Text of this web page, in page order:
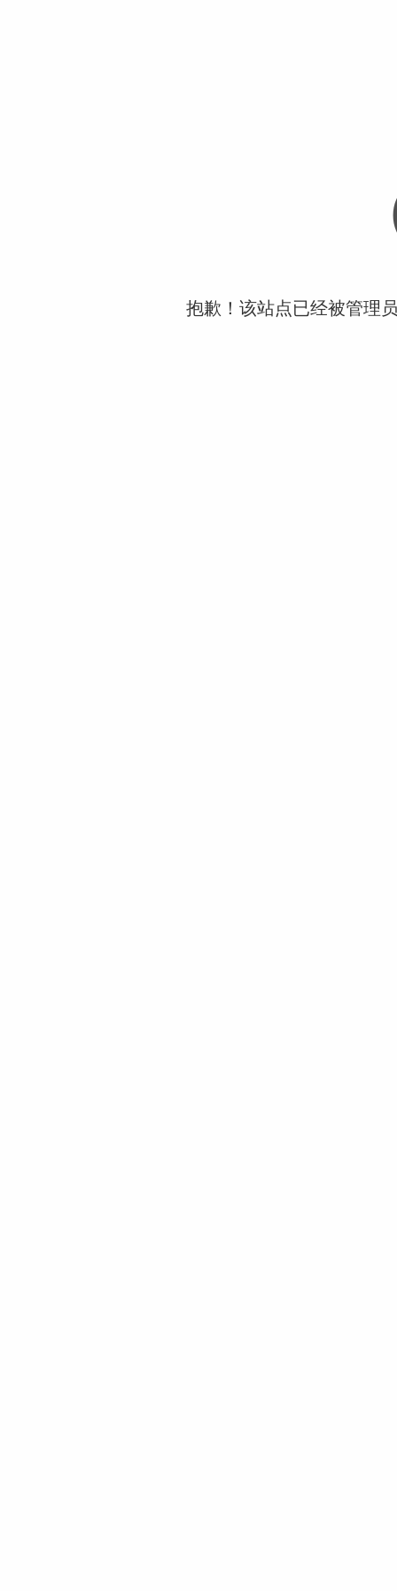
抱歉！该站点已经被管理